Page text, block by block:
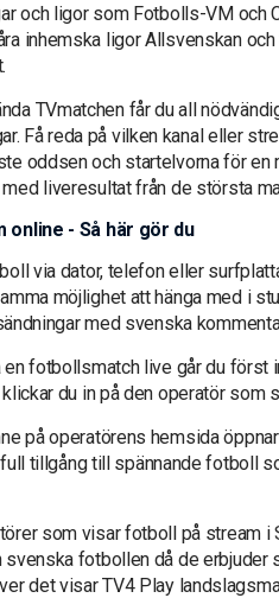
och ligor som Fotbolls-VM och
inhemska ligor Allsvenskan
TVmatchen får du all
Få reda på vilken kanal eller
oddsen och startelvorna för en
med liveresultat från de största
online - Så här gör du
via dator, telefon eller
möjlighet att hänga med i
med svenska
en fotbollsmatch live går du först
du in på den operatör som
på operatörens hemsida
tillgång till spännande fotboll
som visar fotboll på stream
fotbollen då de erbjuder
det visar TV4 Play